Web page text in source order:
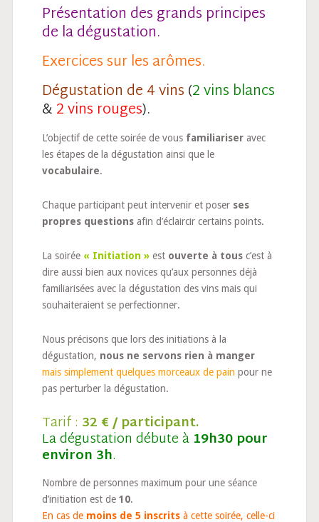
Présentation des grands principes
de la dégustation.
Exercices sur les arômes.
Dégustation de 4 vins(2 vins blancs
&2 vins rouges).
L’objectif de cette soirée de vous familiariser avec
les étapes de la dégustation ainsi que le
vocabulaire.
Chaque participant peut intervenir et poser ses
propres questions afin d’éclaircir certains points.
La soirée « Initiation » est ouverte à tous c’est à
dire aussi bien aux novices qu’aux personnes déjà
familiarisées avec la dégustation des vins mais qui
souhaiteraient se perfectionner.
Nous précisons que lors des initiations à la
dégustation, nous ne servons rien à manger
mais simplement quelques morceaux de pain pour ne
pas perturber la dégustation.
Tarif : 32 € / participant.
La dégustation débute à 19h30 pour
environ 3h.
Nombre de personnes maximum pour une séance
d’initiation est de10.
En cas de moins de 5 inscrits à cette soirée, celle-ci